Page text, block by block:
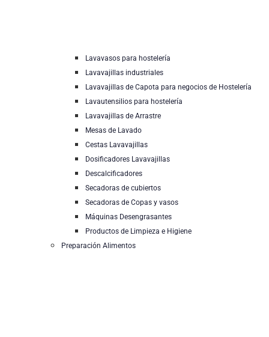
Lavavasos para hostelería
Lavavajillas industriales
Lavavajillas de Capota para negocios de Hostelería
Lavautensilios para hostelería
Lavavajillas de Arrastre
Mesas de Lavado
Cestas Lavavajillas
Dosificadores Lavavajillas
Descalcificadores
Secadoras de cubiertos
Secadoras de Copas y vasos
Máquinas Desengrasantes
Productos de Limpieza e Higiene
Preparación Alimentos